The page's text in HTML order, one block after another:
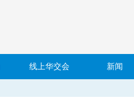
线上华交会 新闻